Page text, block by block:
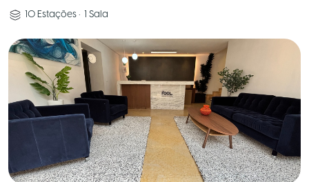
10 Estações • 1 Sala